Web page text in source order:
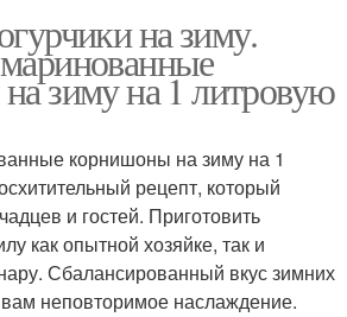
на зиму.
зиму на 1 литровую
корнишоны на зиму на 1
рецепт, который
и гостей. Приготовить
как опытной хозяйке, так и
Сбалансированный вкус зимних
вам неповторимое наслаждение.